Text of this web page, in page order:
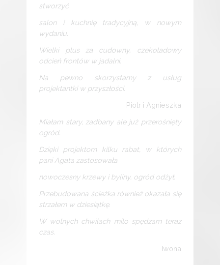
stworzyć
salon i kuchnię tradycyjną, w nowym
wydaniu.
Wielki plus za cudowny, czekoladowy
odcień frontów w jadalni.
Na pewno skorzystamy z usług
projektantki w przyszłości.
Piotr i Agnieszka
Miałam stary, zadbany ale już przerośnięty
ogród.
Dzięki projektom kilku rabat, w których
pani Agata zastosowała
nowoczesny krzewy i byliny, ogród odżył.
Przebudowana ścieżka również okazała się
strzałem w dziesiątkę.
W wolnych chwilach milo spędzam teraz
czas.
Iwona